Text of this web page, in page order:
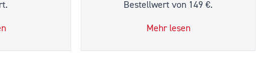
Bestellwert von 149 €.
Mehr lesen